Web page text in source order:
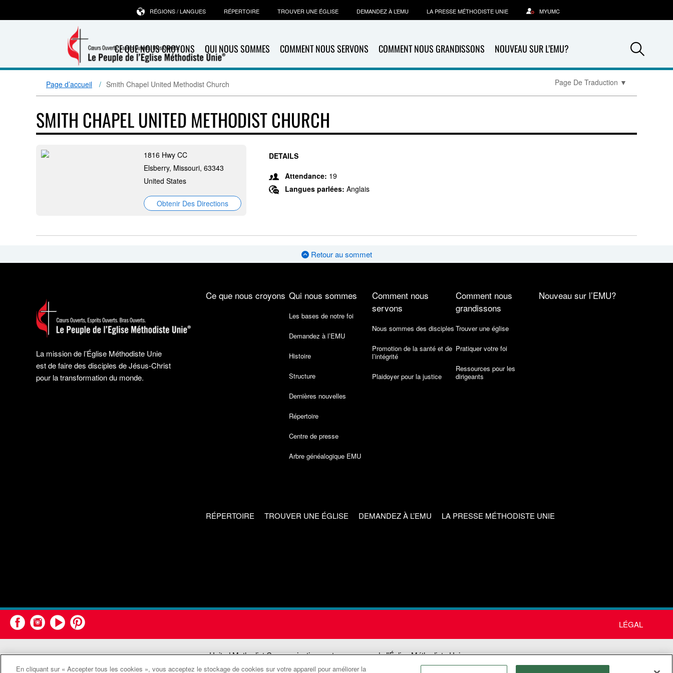
CE QUE NOUS CROYONS QUI NOUS SOMMES COMMENT NOUS SERVONS COMMENT NOUS GRANDISSONS NOUVEAU SUR L’EMU?
RÉGIONS / LANGUES RÉPERTOIRE TROUVER UNE ÉGLISE DEMANDEZ À L’EMU LA PRESSE MÉTHODISTE UNIE MYUMC
Page d’accueil Smith Chapel United Methodist Church Page De Traduction ▼
SMITH CHAPEL UNITED METHODIST CHURCH
1816 Hwy CC
Elsberry, Missouri, 63343
United States
Obtenir Des Directions
DETAILS
Attendance: 19
Langues parlées: Anglais
Retour au sommet
La mission de l’Église Méthodiste Unie
est de faire des disciples de Jésus-Christ
pour la transformation du monde.
Ce que nous croyons Qui nous sommes
Les bases de notre foi
Demandez à l’EMU
Histoire
Structure
Dernières nouvelles
Répertoire
Centre de presse
Arbre généalogique EMU
Comment nous
servons
Nous sommes des disciples
Promotion de la santé et de
l’intégrité
Plaidoyer pour la justice
Comment nous
grandissons
Trouver une église
Pratiquer votre foi
Ressources pour les
dirigeants
Nouveau sur l’EMU?
RÉPERTOIRE TROUVER UNE ÉGLISE DEMANDEZ À L’EMU LA PRESSE MÉTHODISTE UNIE
LÉGAL
United Methodist Communications est une agence de l'Église Méthodiste Unie
©2026Communications Méthodistes Unies. Tous droits réservés
En cliquant sur « Accepter tous les cookies », vous acceptez le stockage de cookies sur votre appareil pour améliorer la